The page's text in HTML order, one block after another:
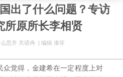
出了什么问题？专访
所原所长李相贤
思齐 关珺冉 编辑 漆菲
众觉得，金建希在一定程度上对